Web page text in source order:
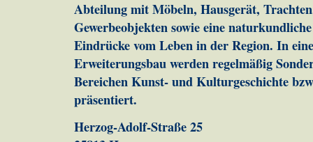
Abteilung mit Möbeln, Hausgerät,
Gewerbeobjekten sowie eine
Eindrücke vom Leben in der Region. In
Erweiterungsbau werden regelmäßig
Bereichen Kunst- und Kulturgeschichte
präsentiert.
Herzog-Adolf-Straße 25